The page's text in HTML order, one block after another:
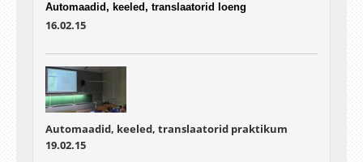
Automaadid, keeled, translaatorid loeng
16.02.15
Automaadid, keeled, translaatorid praktikum
19.02.15